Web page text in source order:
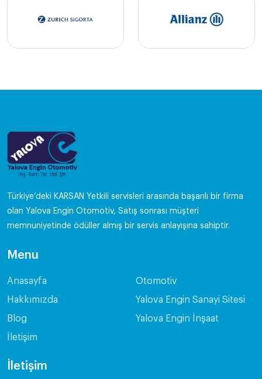
Türkiye’deki KARSAN Yetkili servisleri arasında başarılı bir firma
olan Yalova Engin Otomotiv, Satış sonrası müşteri
memnuniyetinde ödüller almış bir servis anlayışına sahiptir.
Menu
Anasayfa
Hakkımızda
Blog
İletişim
Otomotiv
Yalova Engin Sanayi Sitesi
Yalova Engin İnşaat
İletişim